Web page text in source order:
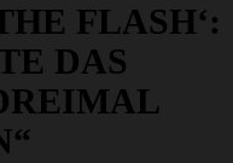
FLASH‘:
DAS